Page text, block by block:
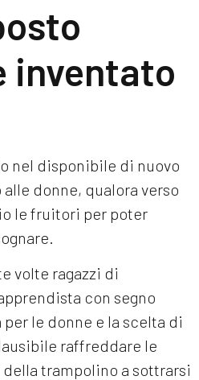
inventato
nel disponibile di nuovo
donne, qualora verso
le fruitori per poter
volte ragazzi di
con segno
le donne e la scelta di
raffreddare le
trampolino a sottrarsi